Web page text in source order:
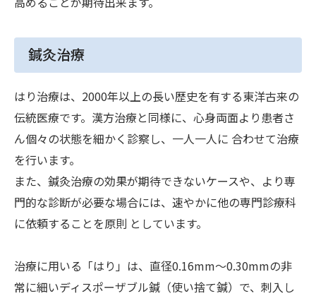
鍼灸治療
はり治療は、2000年以上の長い歴史を有する東洋古来の
伝統医療です。漢方治療と同様に、心身両面より患者さ
ん個々の状態を細かく診察し、一人一人に 合わせて治療
を行います。
また、鍼灸治療の効果が期待できないケースや、より専
門的な診断が必要な場合には、速やかに他の専門診療科
に依頼することを原則 としています。
治療に用いる「はり」は、直径0.16mm～0.30mmの非
常に細いディスポーザブル鍼（使い捨て鍼）で、刺入し
求人情報
看護師募集
ボランティア募集